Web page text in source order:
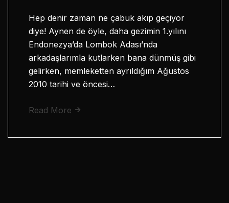
Hep denir zaman ne çabuk akıp geçiyor
diye! Aynen de öyle, daha gezimin 1.yılını
Endonezya’da Lombok Adası’nda
arkadaşlarımla kutlarken bana dünmüş gibi
gelirken, memleketten ayrıldığım Ağustos
2010 tarihi ve öncesi…
Read More